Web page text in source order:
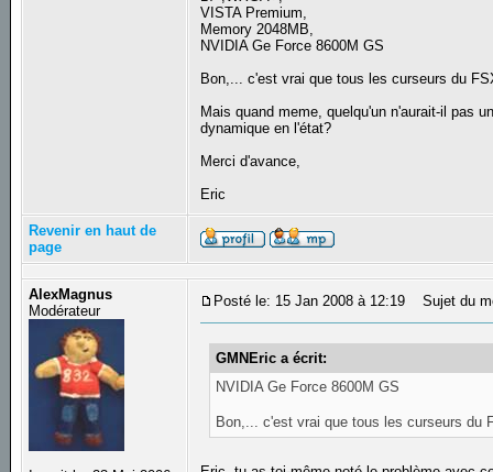
VISTA Premium,
Memory 2048MB,
NVIDIA Ge Force 8600M GS
Bon,... c'est vrai que tous les curseurs du
Mais quand meme, quelqu'un n'aurait-il pas
dynamique en l'état?
Merci d'avance,
Eric
Revenir en haut de
page
AlexMagnus
Modérateur
Posté le: 15 Jan 2008 à 12:19 Sujet du
GMNEric a écrit:
NVIDIA Ge Force 8600M GS
Bon,... c'est vrai que tous les curseurs du